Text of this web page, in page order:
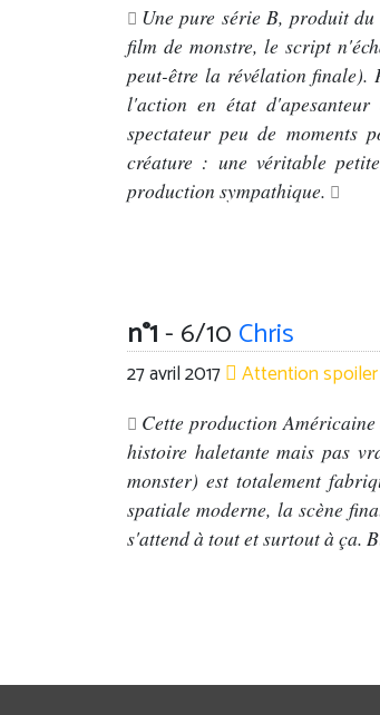
Une pure série B, produit
film de monstre, le script
peut-être la révélation finale).
l'action en état
spectateur peu de moments
créature : une véritable
production sympathique.
n°1- 6/10 Chris
27 avril 2017 Attention spoiler
Cette production Américaine
histoire haletante mais pas
monster) est totalement
spatiale moderne, la scène
s'attend à tout et surtout à ça.